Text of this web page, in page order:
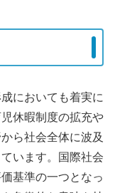
においても着実に
休暇制度の拡充や
ら社会全体に波及
います。国際社会
基準の一つとなっ